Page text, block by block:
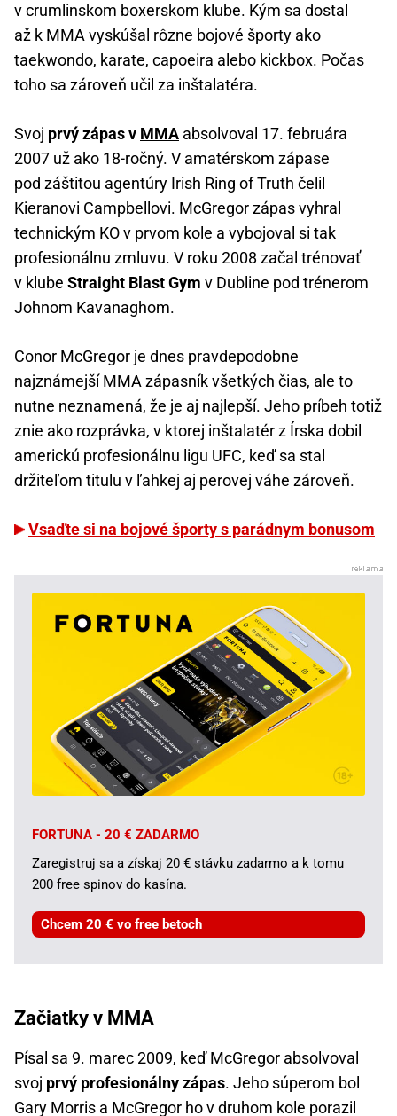
v crumlinskom boxerskom klube. Kým sa dostal
až k MMA vyskúšal rôzne bojové športy ako
taekwondo, karate, capoeira alebo kickbox. Počas
toho sa zároveň učil za inštalatéra.
Svoj prvý zápas v MMA absolvoval 17. februára
2007 už ako 18-ročný. V amatérskom zápase
pod záštitou agentúry Irish Ring of Truth čelil
Kieranovi Campbellovi. McGregor zápas vyhral
technickým KO v prvom kole a vybojoval si tak
profesionálnu zmluvu. V roku 2008 začal trénovať
v klube Straight Blast Gym v Dubline pod trénerom
Johnom Kavanaghom.
Conor McGregor je dnes pravdepodobne
najznámejší MMA zápasník všetkých čias, ale to
nutne neznamená, že je aj najlepší. Jeho príbeh totiž
znie ako rozprávka, v ktorej inštalatér z Írska dobil
americkú profesionálnu ligu UFC, keď sa stal
držiteľom titulu v ľahkej aj perovej váhe zároveň.
Vsaďte si na bojové športy s parádnym bonusom
FORTUNA - 20 € ZADARMO
Zaregistruj sa a získaj 20 € stávku zadarmo a k tomu
200 free spinov do kasína.
Chcem 20 € vo free betoch
Začiatky v MMA
Písal sa 9. marec 2009, keď McGregor absolvoval
svoj prvý profesionálny zápas. Jeho súperom bol
Gary Morris a McGregor ho v druhom kole porazil